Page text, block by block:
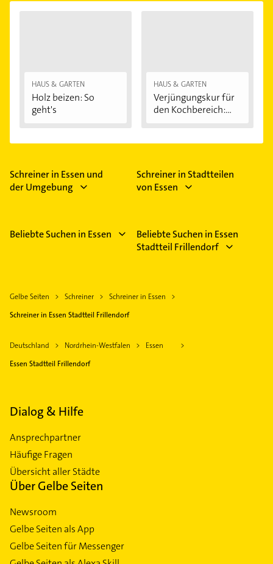
HAUS & GARTEN
Holz beizen: So
geht's
HAUS & GARTEN
Verjüngungskur für
den Kochbereich:...
Schreiner in Essen und
der Umgebung
Schreiner in Stadtteilen
von Essen
Beliebte Suchen in Essen
Beliebte Suchen in Essen
Stadtteil Frillendorf
Gelbe Seiten Schreiner
Schreiner in Essen
Schreiner in Essen Stadtteil Frillendorf
Deutschland Nordrhein-Westfalen
Essen
Essen Stadtteil Frillendorf
Dialog & Hilfe
Ansprechpartner
Häufige Fragen
Übersicht aller Städte
Über Gelbe Seiten
Newsroom
Gelbe Seiten als App
Gelbe Seiten für Messenger